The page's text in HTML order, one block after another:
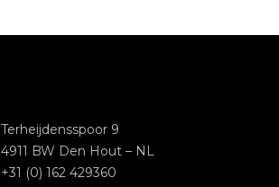
Terheijdensspoor 9
4911 BW Den Hout – NL
+31 (0) 162 429360